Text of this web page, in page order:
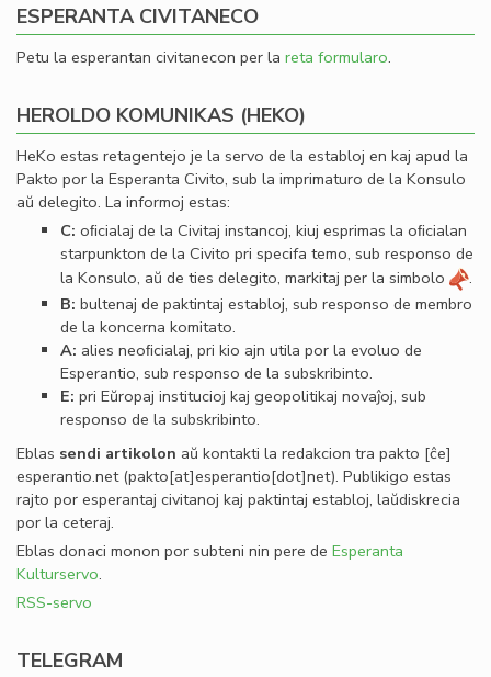
ESPERANTA CIVITANECO
Petu la esperantan civitanecon per la reta formularo.
HEROLDO KOMUNIKAS (HEKO)
HeKo estas retagentejo je la servo de la establoj en kaj apud la
Pakto por la Esperanta Civito, sub la imprimaturo de la Konsulo
aŭ delegito. La informoj estas:
C: oﬁcialaj de la Civitaj instancoj, kiuj esprimas la oﬁcialan
starpunkton de la Civito pri specifa temo, sub responso de
la Konsulo, aŭ de ties delegito, markitaj per la simbolo
.
B: bultenaj de paktintaj establoj, sub responso de membro
de la koncerna komitato.
A: alies neoﬁcialaj, pri kio ajn utila por la evoluo de
Esperantio, sub responso de la subskribinto.
E: pri Eŭropaj institucioj kaj geopolitikaj novaĵoj, sub
responso de la subskribinto.
Eblas sendi artikolon aŭ kontakti la redakcion tra pakto [ĉe]
esperantio.net(pakto[at]esperantio[dot]net). Publikigo estas
rajto por esperantaj civitanoj kaj paktintaj establoj, laŭdiskrecia
por la ceteraj.
Eblas donaci monon por subteni nin pere de Esperanta
Kulturservo.
RSS-servo
TELEGRAM